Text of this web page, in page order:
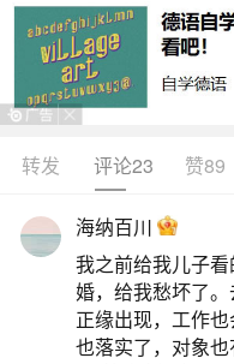
生活中像立秋处
但是小问题不注意可
问题给大家做一些解
一、立秋和处暑
秋后面
转发 评论23 赞89
海纳百川
我之前给我儿子
婚，给我愁坏了
正缘出现，工作
也落实了，对象也